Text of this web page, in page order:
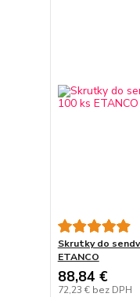
Skrutky do
ETANCO
88,84 €
72,23 € bez DPH